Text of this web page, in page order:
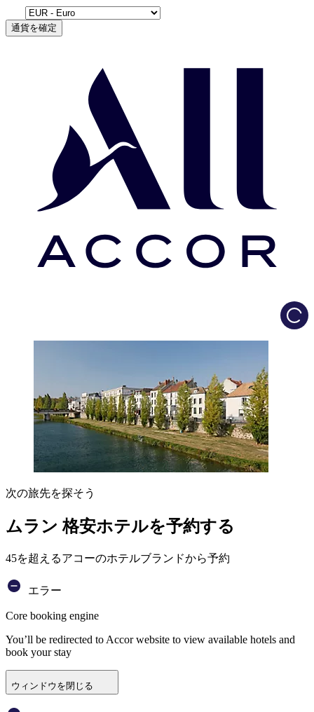
通貨を確定
次の旅先を探そう
ムラン 格安ホテルを予約する
45を超えるアコーのホテルブランドから予約
エラー
Core booking engine
You’ll be redirected to Accor website to view available hotels and
book your stay
ウィンドウを閉じる